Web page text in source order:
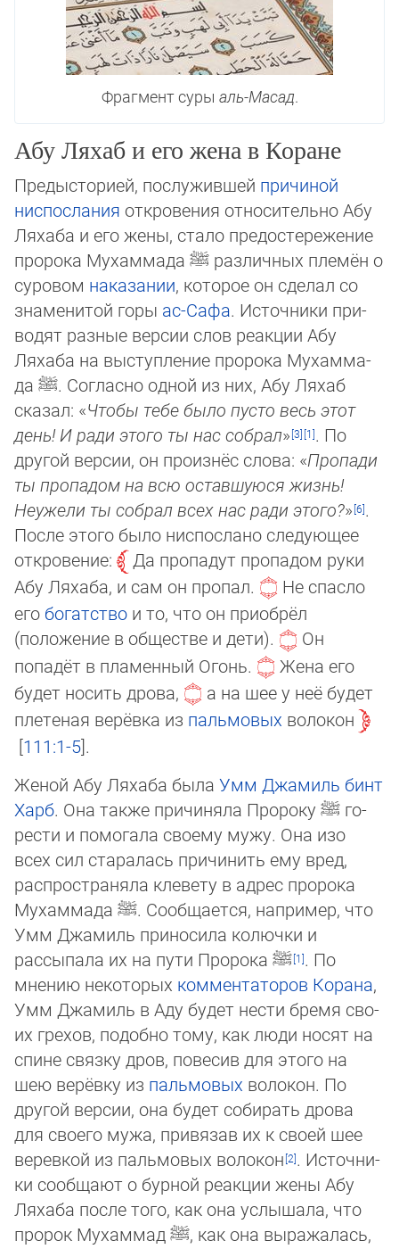
Фрагмент суры аль-Ма­сад.
Абу Ляхаб и его жена в Коране
Предысторией, послужившей причиной
ниспослания откровения относительно Абу
Ля­ха­ба и его жены, стало предостережение
пророка Мухаммада ﷺ различных пле­мён о
суровом наказании, которое он сделал со
знаменитой горы ас-Сафа. Источни­ки при­
во­дят разные версии слов реакции Абу
Ляхаба на выступление пророка Мухамма­
да ﷺ. Сог­ласно одной из них, Абу Ляхаб
сказал: «Чтобы тебе было пусто весь этот
день! И ра­ди этого ты нас собрал»
. По
другой версии, он произнёс слова: «Пропади
ты про­па­дом на всю оставшуюся жизнь!
Неужели ты собрал всех нас ради это­го?»
.
После это­го было ниспослано следующее
откровение:
Да пропадут пропадом руки
Абу Ля­ха­ба, и сам он пропал.
Не спасло
его богатство и то, что он приобрёл
(положение в об­щест­ве и дети).
Он
попадёт в пламенный Огонь.
Жена его
будет носить дрова,
а на шее у неё будет
плетеная верёвка из пальмовых волокон
111:1-5 .
Женой Абу Ляхаба была Умм Джамиль бинт
Харб. Она также причиняла Пророку ﷺ го­
рес­ти и помогала своему мужу. Она изо
всех сил старалась причинить ему вред,
рас­про­стра­няла клевету в адрес пророка
Мухаммада ﷺ. Сообщается, нап­ри­мер, что
Умм Джа­миль приносила колючки и
рассыпала их на пути Пророка ﷺ . По
мнению не­ко­то­рых комментаторов Корана,
Умм Джамиль в Аду будет нести бремя сво­
их грехов, по­доб­но тому, как люди носят на
спине связку дров, повесив для этого на
шею ве­рёв­ку из пальмовых волокон. По
другой версии, она будет собирать дрова
для сво­его му­жа, при­вязав их к своей шее
веревкой из пальмовых волокон
. Ис­точ­ни­
ки со­об­щают о бур­ной реакции жены Абу
Ляхаба после того, как она услышала, что
про­рок Мухаммадﷺ, как она выражалась,